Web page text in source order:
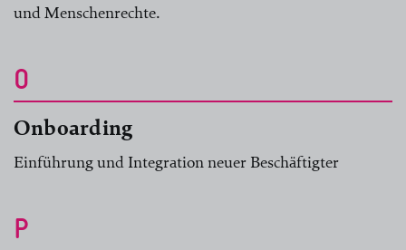
und Menschenrechte.
O
Onboarding
Einführung und Integration neuer Beschäftigter
P